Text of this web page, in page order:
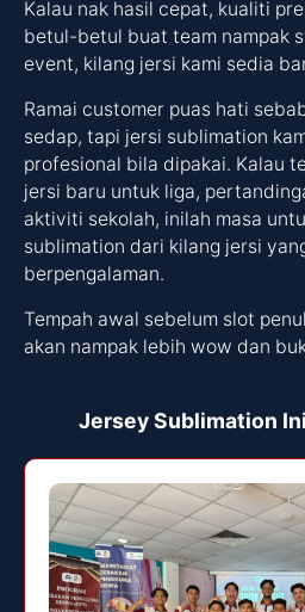
Kalau nak hasil cepat, kualiti
betul-betul buat team nampak
event, kilang jersi kami sedia
Ramai customer puas hati
sedap, tapi jersi sublimation
profesional bila dipakai. Kalau
jersi baru untuk liga,
aktiviti sekolah, inilah masa
sublimation dari kilang jersi
berpengalaman.
Tempah awal sebelum slot
akan nampak lebih wow dan
Jersey Sublimation